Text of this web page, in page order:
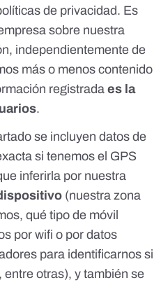
de privacidad. Es
sobre nuestra
independientemente de
más o menos contenido
registrada es la
.
se incluyen datos de
si tenemos el GPS
inferirla por nuestra
(nuestra zona
qué tipo de móvil
por wifi o por datos
para identificarnos si
otras), y también se